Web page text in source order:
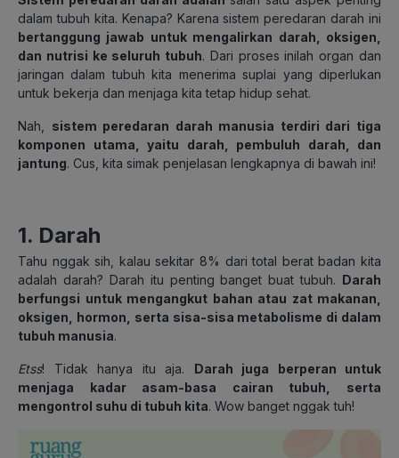
dalam tubuh kita. Kenapa? Karena sistem peredaran darah ini
bertanggung jawab untuk mengalirkan darah, oksigen,
dan nutrisi ke seluruh tubuh. Dari proses inilah organ dan
jaringan dalam tubuh kita menerima suplai yang diperlukan
untuk bekerja dan menjaga kita tetap hidup sehat.
Nah, sistem peredaran darah manusia terdiri dari tiga
komponen utama, yaitu darah, pembuluh darah, dan
jantung. Cus, kita simak penjelasan lengkapnya di bawah ini!
1. Darah
Tahu nggak sih, kalau sekitar 8% dari total berat badan kita
adalah darah? Darah itu penting banget buat tubuh. Darah
berfungsi untuk mengangkut bahan atau zat makanan,
oksigen, hormon, serta sisa-sisa metabolisme di dalam
tubuh manusia.
Etss! Tidak hanya itu aja. Darah juga berperan untuk
menjaga kadar asam-basa cairan tubuh, serta
mengontrol suhu di tubuh kita. Wow banget nggak tuh!